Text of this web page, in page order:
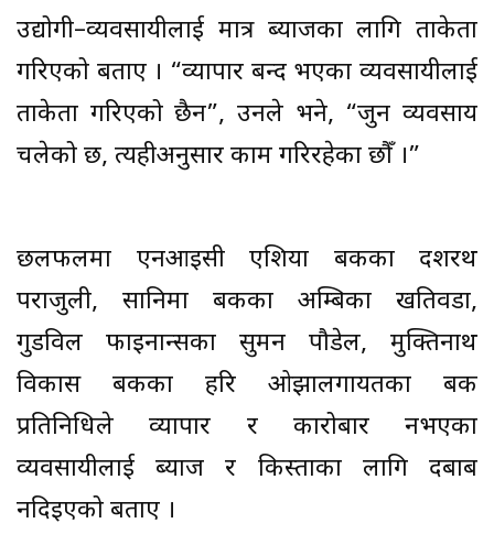
उद्योगी–व्यवसायीलाई मात्र ब्याजका लागि ताकेता
गरिएको बताए । “व्यापार बन्द भएका व्यवसायीलाई
ताकेता गरिएको छैन”, उनले भने, “जुन व्यवसाय
चलेको छ, त्यहीअनुसार काम गरिरहेका छौँ ।”
छलफलमा एनआइसी एशिया बैंकका दशरथ
पराजुली, सानिमा बैंकका अम्बिका खतिवडा,
गुडविल फाइनान्सका सुमन पौडेल, मुक्तिनाथ
विकास बैंकका हरि ओझालगायतका बैंक
प्रतिनिधिले व्यापार र कारोबार नभएका
व्यवसायीलाई ब्याज र किस्ताका लागि दबाब
नदिइएको बताए ।